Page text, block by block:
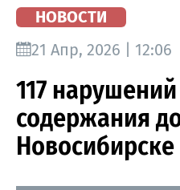
НОВОСТИ
21 Апр, 2026 | 12:06
117
содержания